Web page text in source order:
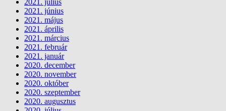
2021. június
2021. május
2021. április
2021. március
2021. február
2021. január
2020. december
2020. november
2020. október
2020. szeptember
2020. augusztus